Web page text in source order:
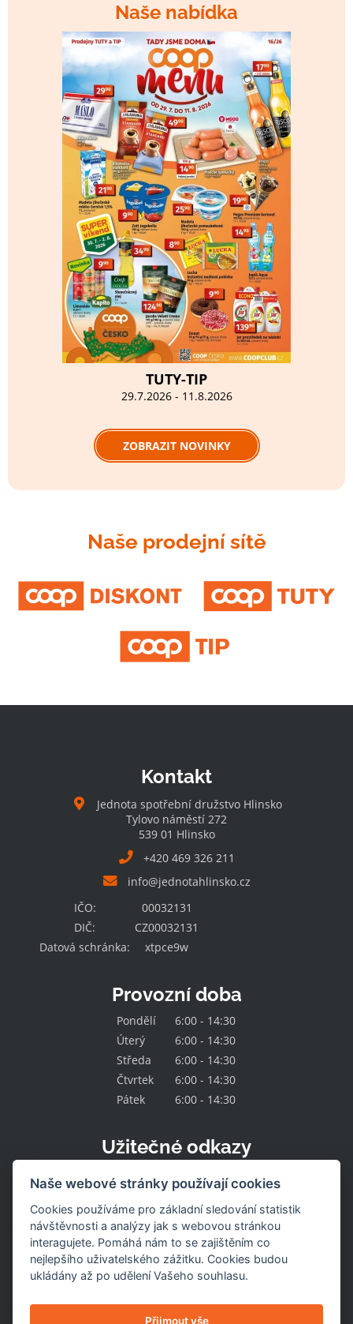
Naše nabídka
TUTY-TIP
29.7.2026 - 11.8.2026
ZOBRAZIT NOVINKY
Naše prodejní sítě
Kontakt
Jednota spotřební družstvo Hlinsko
Tylovo náměstí 272
539 01 Hlinsko
+420 469 326 211
info@jednotahlinsko.cz
IČO:
00032131
DIČ:
CZ00032131
Datová schránka:
xtpce9w
Provozní doba
Pondělí
6:00 - 14:30
Úterý
6:00 - 14:30
Středa
6:00 - 14:30
Čtvrtek
6:00 - 14:30
Pátek
6:00 - 14:30
Užitečné odkazy
O družstvu
Naše prodejny
Pracovní místa
Aktuality
Uzavřené prodejny
Stažení výrobku
Dotace
Nastavení cookies
Naše webové stránky používají cookies
Cookies používáme pro základní sledování statistik
návštěvnosti a analýzy jak s webovou stránkou
interagujete. Pomáhá nám to se zajištěním co
nejlepšího uživatelského zážitku. Cookies budou
ukládány až po udělení Vašeho souhlasu.
Přijmout vše